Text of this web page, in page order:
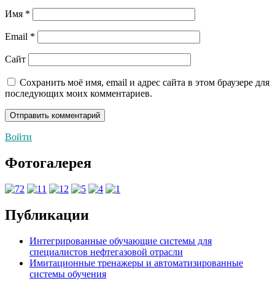
Имя *
Email *
Сайт
Сохранить моё имя, email и адрес сайта в этом браузере для
последующих моих комментариев.
Войти
Фотогалерея
Публикации
Интегрированные обучающие системы для
специалистов нефтегазовой отрасли
Имитационные тренажеры и автоматизированные
системы обучения